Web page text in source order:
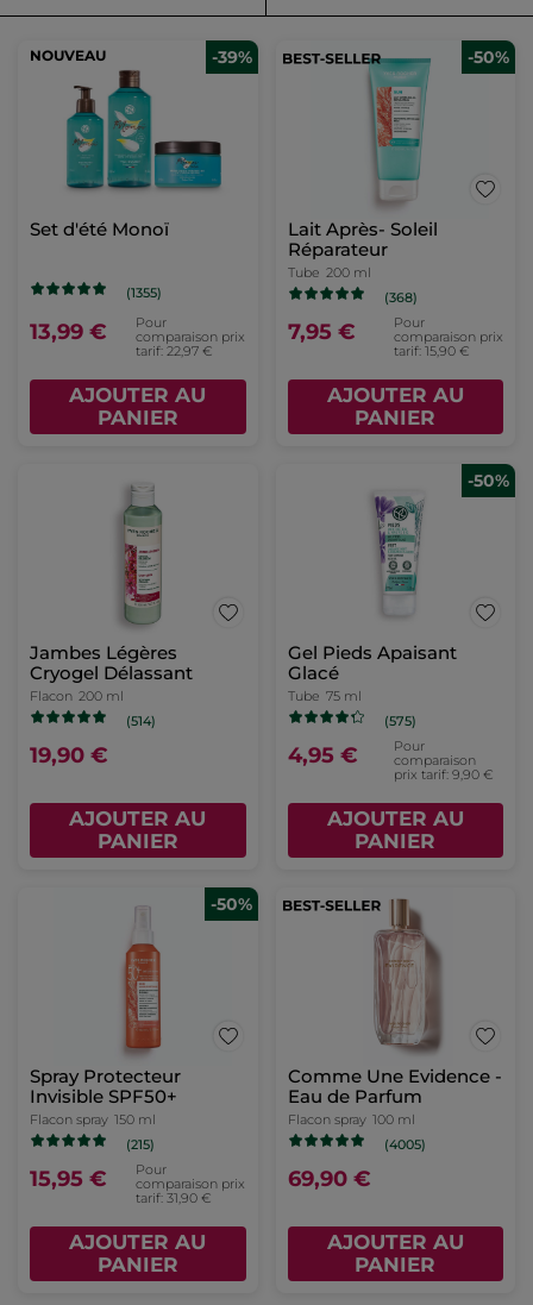
NOUVEAU -39%
Set d'été Monoï
(1355)
13,99 €
Pour
comparaison prix
tarif: 22,97 €
AJOUTER AU
PANIER
-50%
Lait Après- Soleil
Réparateur
Tube 200 ml
(368)
7,95 €
Pour
comparaison prix
tarif: 15,90 €
AJOUTER AU
PANIER
Jambes Légères
Cryogel Délassant
Flacon 200 ml
(514)
19,90 €
AJOUTER AU
PANIER
-50%
Gel Pieds Apaisant
Glacé
Tube 75 ml
(575)
4,95 €
Pour
comparaison
prix tarif: 9,90 €
AJOUTER AU
PANIER
-50%
Spray Protecteur
Invisible SPF50+
Flacon spray 150 ml
(215)
15,95 €
Pour
comparaison prix
tarif: 31,90 €
AJOUTER AU
PANIER
Comme Une Evidence -
Eau de Parfum
Flacon spray 100 ml
(4005)
69,90 €
AJOUTER AU
PANIER